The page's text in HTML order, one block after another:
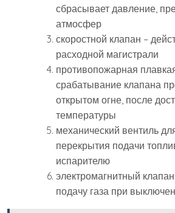
сбрасывает давление,
атмосфер
скоростной клапан –
расходной магистрали
противопожарная
срабатывание клапана
открытом огне, после
температуры
механический вентиль
перекрытия подачи
испарителю
электромагнитный
подачу газа при